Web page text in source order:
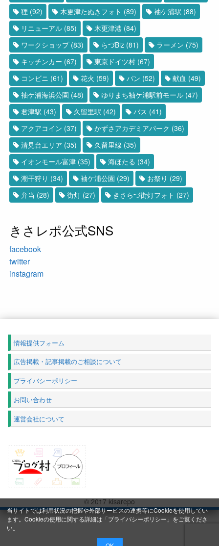
当サイトでは利用状況の把握や外部サービスの連携等にCookieを使用してい
ます。Cookieの使用に関する詳細は「プライバシーポリシー 」をご覧くださ
い。
狸 (92) 木更津たぬきフォト (89) 袖ケ浦駅 (88)
リニューアル (85) 木更津港 (84)
ワークショップ(83) らづBiz (81) ラーメン (75)
キッチンカー (67) 東京ドイツ村 (67)
コンビニ (61) 花火 (59) パン (52) 献血 (49)
袖ケ浦海浜公園 (48) ゆりまち袖ケ浦駅前モール (47)
君津駅 (43) 久留里駅 (42) バス (41)
アクアコイン (37) かずさアカデミアパーク (36)
清見台エリア (35) 久留里線 (35)
イオンモール富津 (35) 海ほたる (34)
潮干狩り (34) 袖ケ浦公園 (29) お祭り (29)
弁当 (28) 街灯 (27) きさらづ街灯フォト (27)
きさレポ公式SNS
facebook
twitter
instagram
情報提供フォーム
広告掲載・記事掲載のご相談について
プライバシーポリシー
お問い合わせ
運営会社について
© 2017 kisarepo